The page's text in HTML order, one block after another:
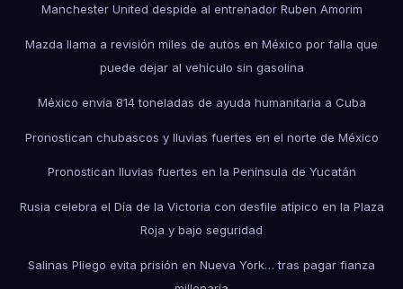
Manchester United despide al entrenador Ruben Amorim
Mazda llama a revisión miles de autos en México por falla que
puede dejar al vehículo sin gasolina
México envía 814 toneladas de ayuda humanitaria a Cuba
Pronostican chubascos y lluvias fuertes en el norte de México
Pronostican lluvias fuertes en la Península de Yucatán
Rusia celebra el Día de la Victoria con desfile atípico en la Plaza
Roja y bajo seguridad
Salinas Pliego evita prisión en Nueva York… tras pagar fianza